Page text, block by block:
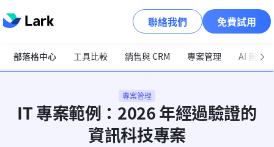
聯絡我們 免費試用
部落格中心 工具比較 銷售與 CRM 專案管理 AI 與自
專案管理
IT 專案範例：2026 年經過驗證的
資訊科技專案